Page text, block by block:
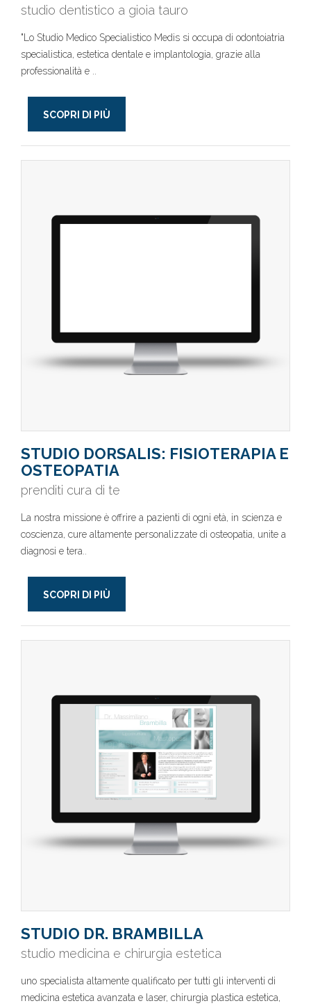
studio dentistico a gioia tauro
"Lo Studio Medico Specialistico Medis si occupa di odontoiatria
specialistica, estetica dentale e implantologia, grazie alla
professionalità e ..
SCOPRI DI PIÙ
STUDIO DORSALIS: FISIOTERAPIA E
OSTEOPATIA
prenditi cura di te
La nostra missione è offrire a pazienti di ogni età, in scienza e
coscienza, cure altamente personalizzate di osteopatia, unite a
diagnosi e tera..
SCOPRI DI PIÙ
STUDIO DR. BRAMBILLA
studio medicina e chirurgia estetica
uno specialista altamente qualificato per tutti gli interventi di
medicina estetica avanzata e laser, chirurgia plastica estetica,